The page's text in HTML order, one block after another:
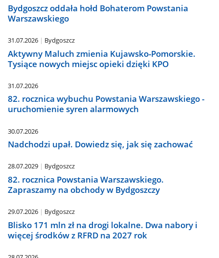
Bydgoszcz oddała hołd Bohaterom Powstania
Warszawskiego
31.07.2026 Bydgoszcz
Aktywny Maluch zmienia Kujawsko-Pomorskie.
Tysiące nowych miejsc opieki dzięki KPO
31.07.2026
82. rocznica wybuchu Powstania Warszawskiego -
uruchomienie syren alarmowych
30.07.2026
Nadchodzi upał. Dowiedz się, jak się zachować
28.07.2029 Bydgoszcz
82. rocznica Powstania Warszawskiego.
Zapraszamy na obchody w Bydgoszczy
29.07.2026 Bydgoszcz
Blisko 171 mln zł na drogi lokalne. Dwa nabory i
więcej środków z RFRD na 2027 rok